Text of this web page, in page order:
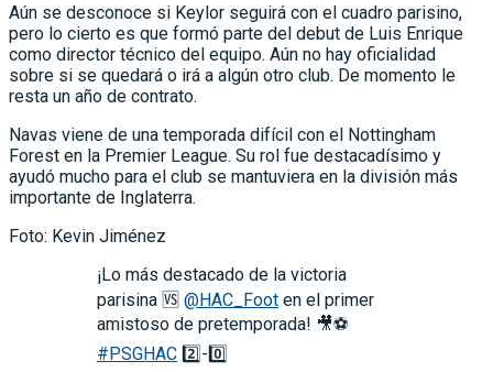
Aún se desconoce si Keylor seguirá con el cuadro parisino,
pero lo cierto es que formó parte del debut de Luis Enrique
como director técnico del equipo. Aún no hay oficialidad
sobre si se quedará o irá a algún otro club. De momento le
resta un año de contrato.
Navas viene de una temporada difícil con el Nottingham
Forest en la Premier League. Su rol fue destacadísimo y
ayudó mucho para el club se mantuviera en la división más
importante de Inglaterra.
Foto: Kevin Jiménez
¡Lo más destacado de la victoria
parisina 🆚 @HAC_Foot en el primer
amistoso de pretemporada! 🎥⚽️
#PSGHAC 2️⃣-0️⃣